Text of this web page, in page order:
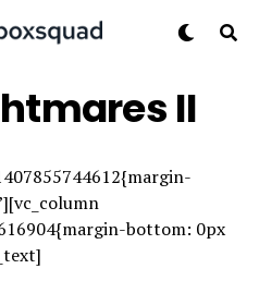
II
bottom: 0px